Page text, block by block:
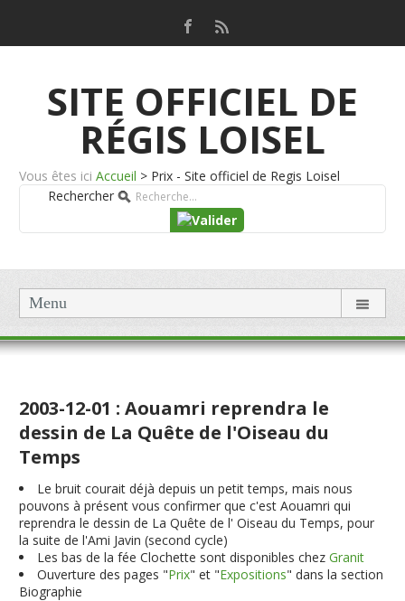
SITE OFFICIEL DE
RÉGIS LOISEL
Vous êtes ici Accueil > Prix - Site officiel de Regis Loisel
Rechercher
Menu
2003-12-01 : Aouamri reprendra le
dessin de La Quête de l'Oiseau du
Temps
Le bruit courait déjà depuis un petit temps, mais nous
pouvons à présent vous confirmer que c'est Aouamri qui
reprendra le dessin de La Quête de l' Oiseau du Temps, pour
la suite de l'Ami Javin (second cycle)
Les bas de la fée Clochette sont disponibles chezGranit
Ouverture des pages "Prix" et "Expositions" dans la section
Biographie